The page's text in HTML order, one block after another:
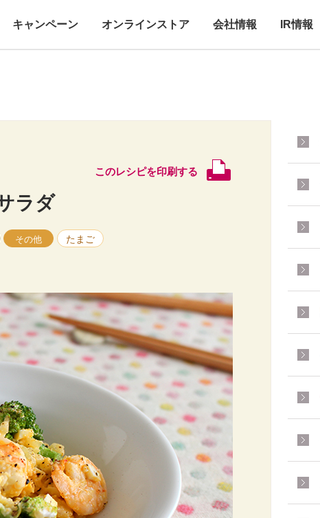
キャンペーン オンラインストア 会社情報 IR情報
このレシピを印刷する
ラダ
その他 たまご